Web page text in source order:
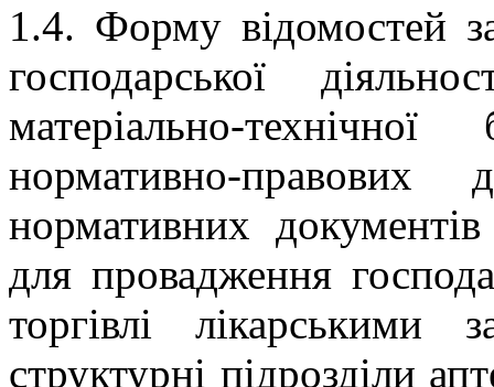
1.4. Форму відомостей
господарської
матеріально-
нормативно-
нормативних документів
для провадження
торгівлі лікарськими
структурні підрозділи